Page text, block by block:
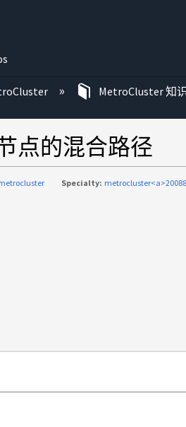
MetroCluster 知
点的混合路径
Specialty: